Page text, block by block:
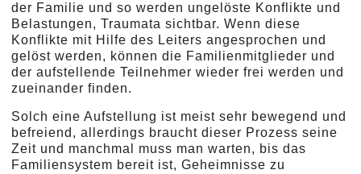
der Familie und so werden ungelöste Konflikte und
Belastungen, Traumata sichtbar. Wenn diese
Konflikte mit Hilfe des Leiters angesprochen und
gelöst werden, können die Familienmitglieder und
der aufstellende Teilnehmer wieder frei werden und
zueinander finden.
Solch eine Aufstellung ist meist sehr bewegend und
befreiend, allerdings braucht dieser Prozess seine
Zeit und manchmal muss man warten, bis das
Familiensystem bereit ist, Geheimnisse zu